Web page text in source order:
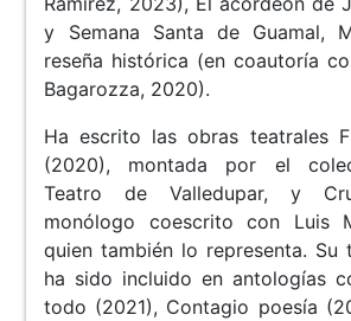
y Semana Santa de Guamal,
reseña histórica (en coautoría
Bagarozza, 2020).
Ha escrito las obras teatrales
(2020), montada por el
Teatro de Valledupar, y
monólogo coescrito con Luis
quien también lo representa. Su
ha sido incluido en antologías
todo (2021), Contagio poesía